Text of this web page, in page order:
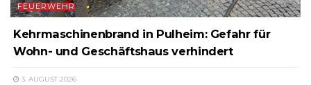
FEUERWEHR
Kehrmaschinenbrand in Pulheim: Gefahr für
Wohn- und Geschäftshaus verhindert
3. AUGUST 2026